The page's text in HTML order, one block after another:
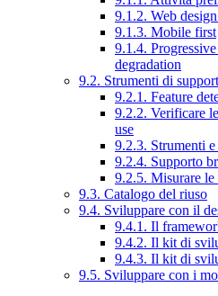
9.1.2. Web
9.1.3. Mobile first
9.1.4.
degradation
9.2. Strumenti di
9.2.1. Feature
9.2.2. Verificare
use
9.2.3. Strumenti
9.2.4. Supporto
9.2.5. Misurare le
9.3. Catalogo del riuso
9.4. Sviluppare con il
9.4.1. Il
9.4.2. Il kit di
9.4.3. Il kit di
9.5. Sviluppare con i